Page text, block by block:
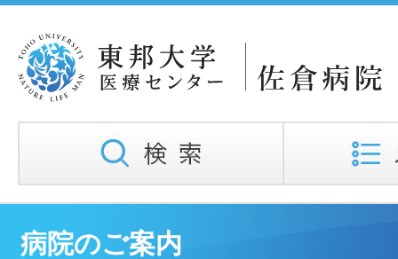
病院のご案内